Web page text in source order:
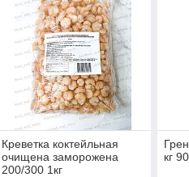
Креветка коктейльная
очищена заморожена
200/300 1кг
кг